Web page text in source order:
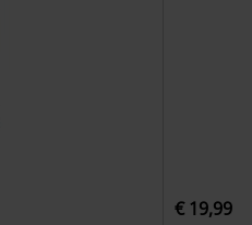
€ 19,99